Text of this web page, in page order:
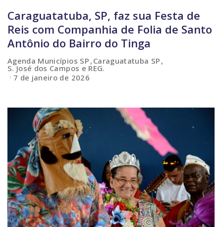
Caraguatatuba, SP, faz sua Festa de
Reis com Companhia de Folia de Santo
Antônio do Bairro do Tinga
Agenda Municípios SP Caraguatatuba SP
S. José dos Campos e REG.
7 de janeiro de 2026